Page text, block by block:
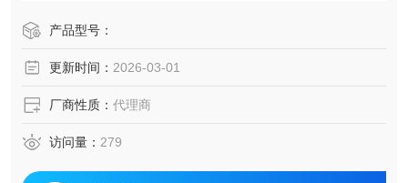
1.弹性扩充： 模块化集装设计，多达12连。
3.远程监控： LCD数字显示，模拟输出。
产品型号：
更新时间： 2026-03-01
厂商性质： 代理商
访问量： 279